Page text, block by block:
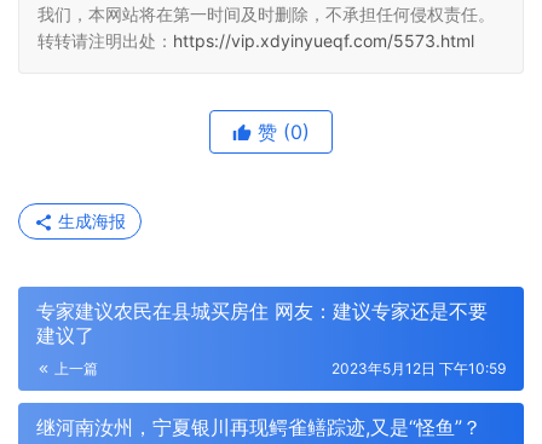
我们，本网站将在第一时间及时删除，不承担任何侵权责任。
转转请注明出处： https://vip.xdyinyueqf.com/5573.html
赞 (0)
生成海报
专家建议农民在县城买房住 网友：建议专家还是不要
建议了
上一篇 2023年5月12日 下午10:59
继河南汝州，宁夏银川再现鳄雀鳝踪迹,又是“怪鱼”？